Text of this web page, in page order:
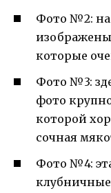
Фото №2:
которые
Фото №3:
фото
которой
сочная
Фото №4: